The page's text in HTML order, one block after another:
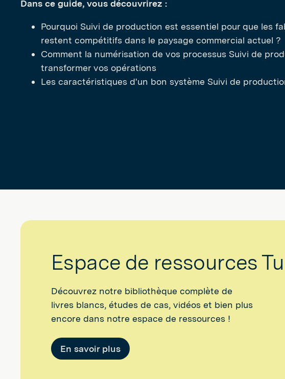
Dans ce guide, vous découvrirez :
Pourquoi Suivi de production est essentiel pour que les
restent compétitifs dans le paysage commercial actuel ?
Comment la numérisation de vos processus Suivi de
transformer vos opérations
Les caractéristiques d'un bon système Suivi de
Espace de ressources
Découvrez notre bibliothèque complète de
livres blancs, études de cas, vidéos et bien plus
encore dans notre espace de ressources !
En savoir plus